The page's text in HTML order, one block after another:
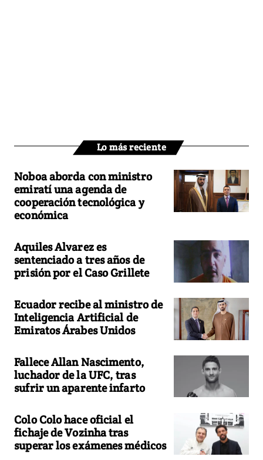
Lo más reciente
Noboa aborda con ministro
emiratí una agenda de
cooperación tecnológica y
económica
Aquiles Alvarez es
sentenciado a tres años de
prisión por el Caso Grillete
Ecuador recibe al ministro de
Inteligencia Artificial de
Emiratos Árabes Unidos
Fallece Allan Nascimento,
luchador de la UFC, tras
sufrir un aparente infarto
Colo Colo hace oficial el
fichaje de Vozinha tras
superar los exámenes médicos